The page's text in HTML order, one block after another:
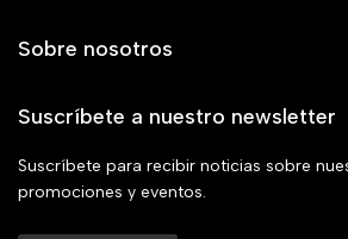
Sobre nosotros
Suscríbete a nuestro newsletter
Suscríbete para recibir noticias sobre
promociones y eventos.